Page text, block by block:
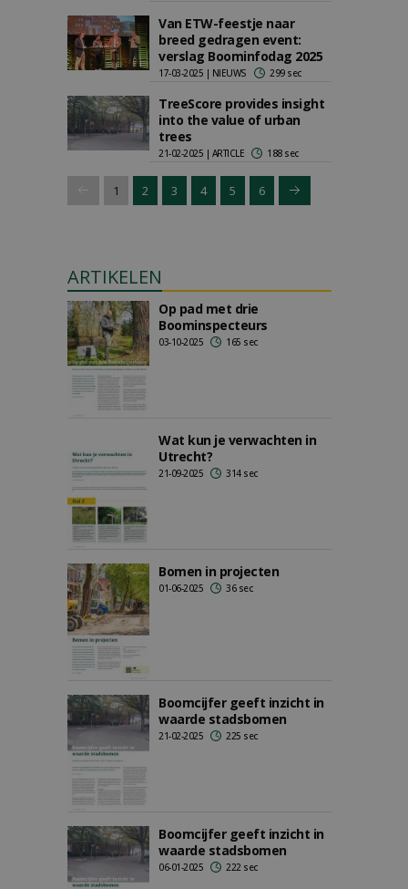
Van ETW-feestje naar
breed gedragen event:
verslag Boominfodag 2025
17-03-2025 | NIEUWS 299 sec
TreeScore provides insight
into the value of urban
trees
21-02-2025 | ARTICLE 188 sec
1 2 3 4 5 6
ARTIKELEN
Op pad met drie
Boominspecteurs
03-10-2025 165 sec
Wat kun je verwachten in
Utrecht?
21-09-2025 314 sec
Bomen in projecten
01-06-2025 36 sec
Boomcijfer geeft inzicht in
waarde stadsbomen
21-02-2025 225 sec
Boomcijfer geeft inzicht in
waarde stadsbomen
06-01-2025 222 sec